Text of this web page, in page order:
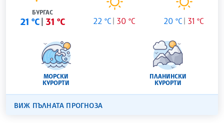
БУРГАС
21 °C 31 °C 22 °C 30 °C 20 °C 31 °C
МОРСКИ
КУРОРТИ
ПЛАНИНСКИ
КУРОРТИ
ВИЖ ПЪЛНАТА ПРОГНОЗА